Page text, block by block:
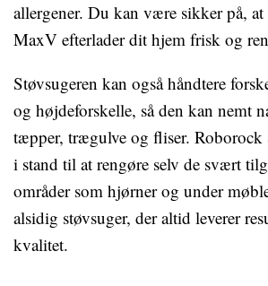
allergener. Du kan være sikker på,
MaxV efterlader dit hjem frisk og
Støvsugeren kan også håndtere
og højdeforskelle, så den kan nemt
tæpper, trægulve og fliser. Roborock
i stand til at rengøre selv de svært
områder som hjørner og under
alsidig støvsuger, der altid leverer
kvalitet.